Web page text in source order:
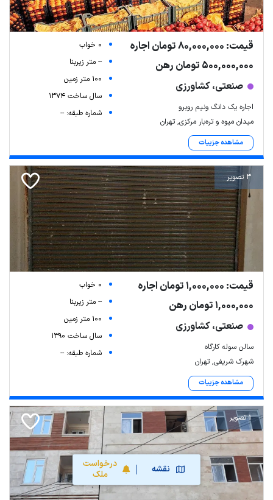
نقشه
درخواست
ملک
قیمت: 80,000,000 تومان اجاره
500,000,000 تومان رهن
صنعتی، کشاورزی
اجاره یک دانگ ونیم روبرو
میدان میوه و تره‌بار مرکزی, تهران
مشاهده جزییات
0 خواب
-- متر زیربنا
100 متر زمین
سال ساخت 1374
شماره طبقه: --
3 تصویر
قیمت: 1,000,000 تومان اجاره
1,000,000 تومان رهن
صنعتی، کشاورزی
سالن سوله کارگاه
شهرک شریفی, تهران
مشاهده جزییات
0 خواب
-- متر زیربنا
100 متر زمین
سال ساخت 1390
شماره طبقه: --
1 تصویر